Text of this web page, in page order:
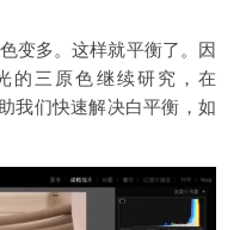
变多。这样就平衡了。因
的三原色继续研究，在
我们快速解决白平衡，如